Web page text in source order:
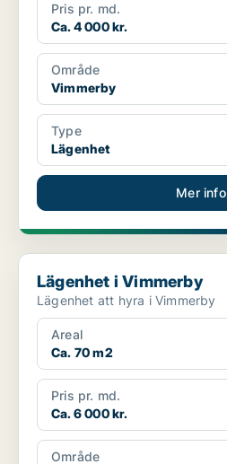
Pris pr. md.
Ca. 4 000 kr.
Område
Vimmerby
Type
Lägenhet
Mer info
Lägenhet i Vimmerby
Lägenhet i Vimmerby
Lägenhet att hyra i Vimmerby
Areal
Ca. 70 m2
Pris pr. md.
Ca. 6 000 kr.
Område